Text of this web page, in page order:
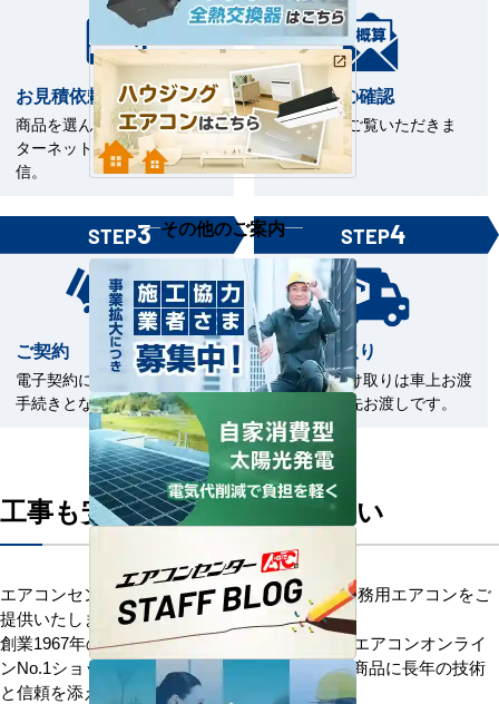
お見積依頼
商品を選んで見積依頼をイン
ターネットまたはFAXで送
信。
お見積書の確認
お見積書をご覧いただきま
す。
STEP3
ご契約
電子契約による契約締結のお
手続きとなります。
STEP4
商品の受取り
商品のお受け取りは車上お渡
しまたは軒先お渡しです。
工事も安心してお任せください
エアコンセンターACはお客様に安心を添えて業務用エアコンをご
提供いたします。
創業1967年の歴史を持つ、信頼と安心の業務用エアコンオンライ
ンNo.1ショップです。「お客様を大切に」優良商品に長年の技術
と信頼を添え、感動価格でお応えします。
その他のご案内